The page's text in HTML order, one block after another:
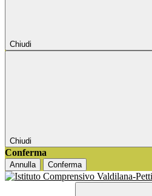
Chiudi
Chiudi
Conferma
Annulla Conferma